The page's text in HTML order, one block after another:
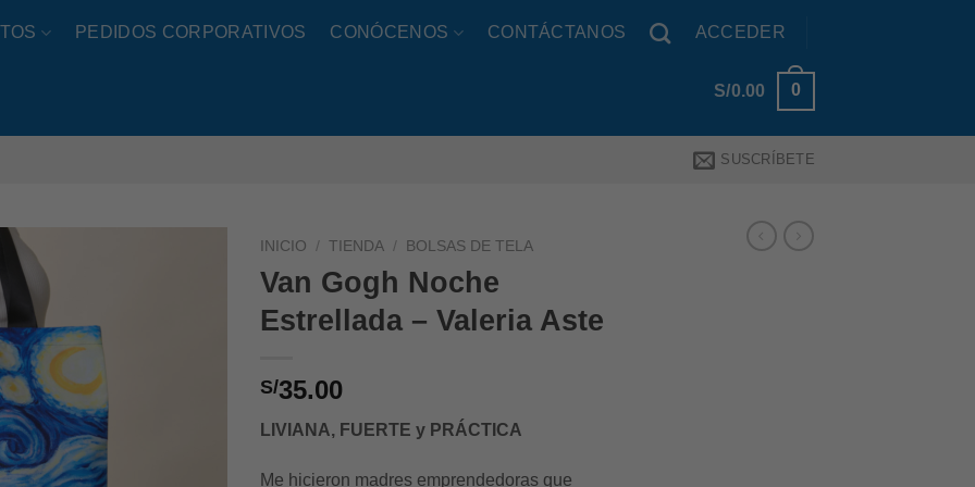
PEDIDOS CORPORATIVOS CONÓCENOS CONTÁCTANOS ACCEDER
S/0.00 0
SUSCRÍBETE
INICIO / TIENDA / BOLSAS DE TELA
Van Gogh Noche
Estrellada – Valeria Aste
S/35.00
LIVIANA, FUERTE y PRÁCTICA
Me hicieron madres emprendedoras que